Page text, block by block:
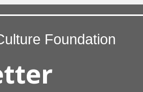
Foundation